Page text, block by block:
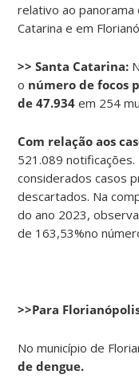
relativo ao panorama
Catarina e em
>> Santa Catarina:
o número de focos
de 47.934em 254
Com relação aos
521.089
considerados casos
descartados. Na
do ano 2023,
de 163,53%no
>>Para
No município de
de dengue.